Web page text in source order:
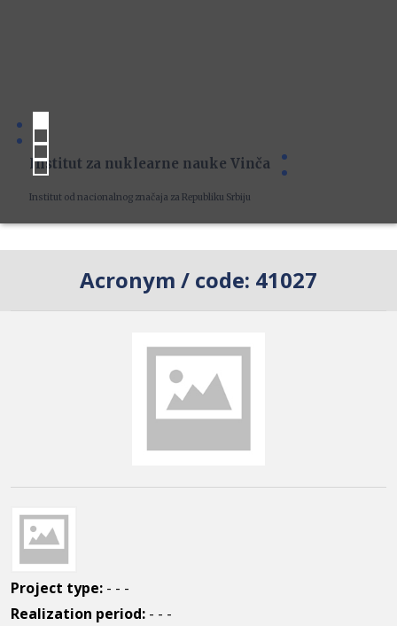
Institut za nuklearne nauke Vinča
Institut od nacionalnog značaja za Republiku Srbiju
Acronym / code: 41027
Project type: - - -
Realization period: - - -